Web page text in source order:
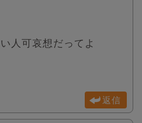
人可哀想だってよ
返信